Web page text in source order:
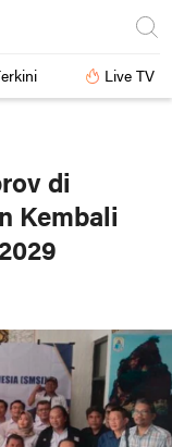
Live TV
di
Kembali